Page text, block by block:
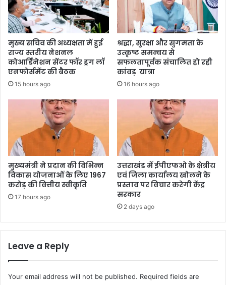
मुख्य सचिव की अध्यक्षता में हुई
राज्य स्तरीय नेशनल
कोआर्डिनेशन सेंटर फॉर ड्रग लॉ
एनफोर्समेंट की बैठक
15 hours ago
श्रद्धा, सुरक्षा और सुगमता के
उत्कृष्ट समन्वय से
सफलतापूर्वक संचालित हो रही
कांवड़ यात्रा
16 hours ago
मुख्यमंत्री ने प्रदान की विभिन्न
विकास योजनाओं के लिए 1967
करोड़ की वित्तीय स्वीकृति
17 hours ago
उत्तराखंड में ईपीएफओ के क्षेत्रीय
एवं जिला कार्यालय खोलने के
प्रस्ताव पर विचार करेगी केंद्र
सरकार
2 days ago
Leave a Reply
Your email address will not be published. Required fields are